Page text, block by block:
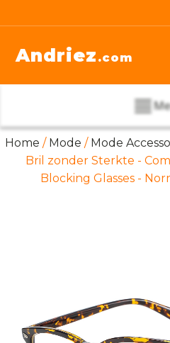
Andriez .com
Home / Mode / Mode
Bril zonder Sterkte -
Blocking Glasses -